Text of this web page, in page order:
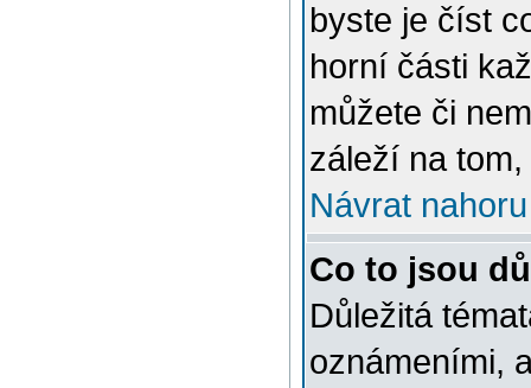
byste je číst
horní části
můžete či
záleží na
Návrat nahoru
Co to jsou
Důležitá
oznámeními,